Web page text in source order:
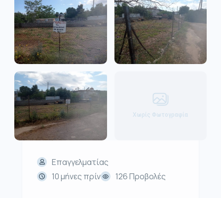
Χωρίς Φωτογραφία
Επαγγελματίας
10 μήνες πρίν
126 Προβολές